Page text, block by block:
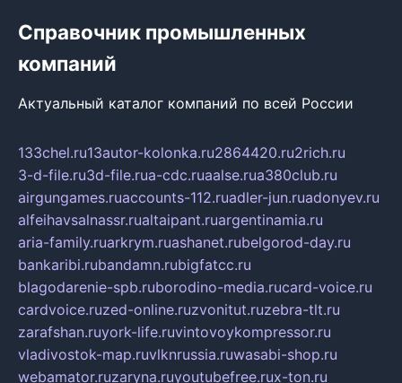
Справочник промышленных
компаний
Актуальный каталог компаний по всей России
133chel.ru13autor-kolonka.ru2864420.ru2rich.ru
3-d-file.ru3d-file.rua-cdc.ruaalse.rua380club.ru
airgungames.ruaccounts-112.ruadler-jun.ruadonyev.ru
alfeihavsalnassr.rualtaipant.ruargentinamia.ru
aria-family.ruarkrym.ruashanet.rubelgorod-day.ru
bankaribi.rubandamn.rubigfatcc.ru
blagodarenie-spb.ruborodino-media.rucard-voice.ru
cardvoice.ruzed-online.ruzvonitut.ruzebra-tlt.ru
zarafshan.ruyork-life.ruvintovoykompressor.ru
vladivostok-map.ruvlknrussia.ruwasabi-shop.ru
webamator.ruzaryna.ruyoutubefree.rux-ton.ru